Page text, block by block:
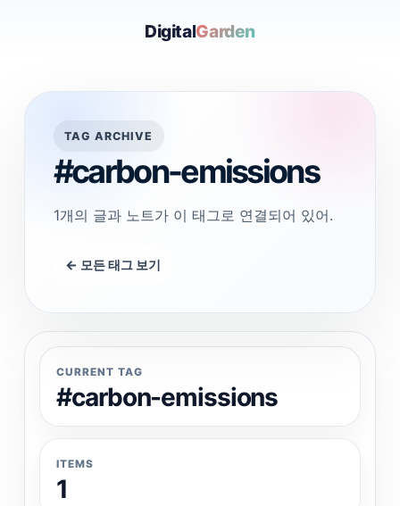
DigitalGarden
TAG ARCHIVE
#carbon-emissions
1개의 글과 노트가 이 태그로 연결되어 있어.
← 모든 태그 보기
CURRENT TAG
#carbon-emissions
ITEMS
1